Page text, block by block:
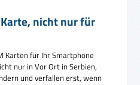
nicht nur für
Karten für Ihr Smartphone
nur in Vor Ort in Serbien,
und verfallen erst, wenn